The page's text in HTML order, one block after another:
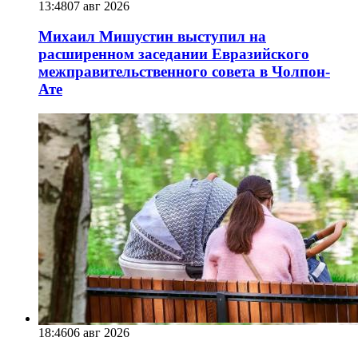
13:4807 авг 2026
Михаил Мишустин выступил на
расширенном заседании Евразийского
межправительственного совета в Чолпон-
Ате
18:4606 авг 2026